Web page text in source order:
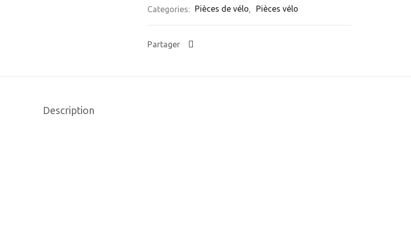
Categories:
Pièces de vélo, Pièces vélo
Partager
Description